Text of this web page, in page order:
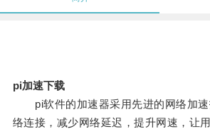
pi加速下载
pi软件的加速器采用先进的网络加速
络连接，减少网络延迟，提升网速，让